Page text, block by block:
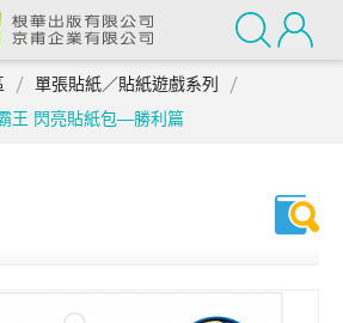
單張貼紙／貼紙遊戲系列
王 閃亮貼紙包—勝利篇